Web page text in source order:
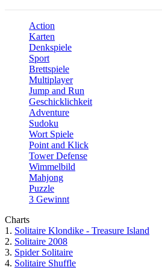
Action
Karten
Denkspiele
Sport
Brettspiele
Multiplayer
Jump and Run
Geschicklichkeit
Adventure
Sudoku
Wort Spiele
Point and Klick
Tower Defense
Wimmelbild
Mahjong
Puzzle
3 Gewinnt
Charts
1. Solitaire Klondike - Treasure Island
2. Solitaire 2008
3. Spider Solitaire
4. Solitaire Shuffle